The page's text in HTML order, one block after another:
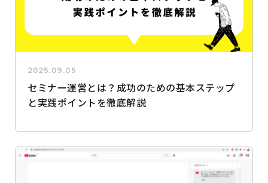
2025.09.05
セミナー運営とは？成功のための基本ステップ
と実践ポイントを徹底解説